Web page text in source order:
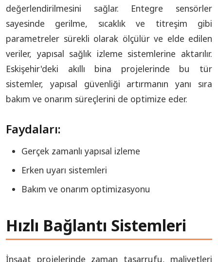
değerlendirilmesini sağlar. Entegre sensörler
sayesinde gerilme, sıcaklık ve titreşim gibi
parametreler sürekli olarak ölçülür ve elde edilen
veriler, yapısal sağlık izleme sistemlerine aktarılır.
Eskişehir'deki akıllı bina projelerinde bu tür
sistemler, yapısal güvenliği artırmanın yanı sıra
bakım ve onarım süreçlerini de optimize eder.
Faydaları:
Gerçek zamanlı yapısal izleme
Erken uyarı sistemleri
Bakım ve onarım optimizasyonu
Hızlı Bağlantı Sistemleri
İnşaat projelerinde zaman tasarrufu, maliyetleri